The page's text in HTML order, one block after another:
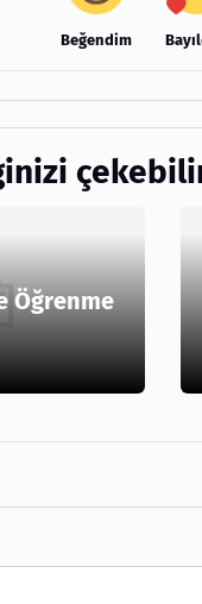
Beğendim
Öğrenme